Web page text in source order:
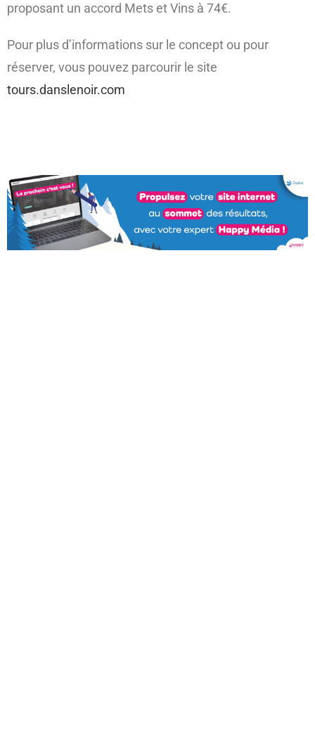
proposant un accord Mets et Vins à 74€.
Pour plus d’informations sur le concept ou pour
réserver, vous pouvez parcourir le site
tours.danslenoir.com